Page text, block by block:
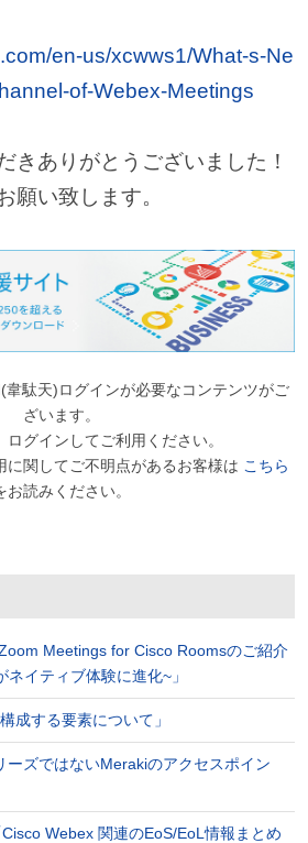
en-us/xcwws1/What-s-Ne
of-Webex-Meetings
きありがとうございました！
願い致します。
韋駄天)ログインが必要なコンテンツがご
ざいます。
ログインしてご利用ください。
に関してご不明点があるお客様は こちら
お読みください。
Meetings for Cisco Roomsのご紹介
イティブ体験に進化~」
成する要素について」
ーズではないMerakiのアクセスポイン
Webex 関連のEoS/EoL情報まとめ